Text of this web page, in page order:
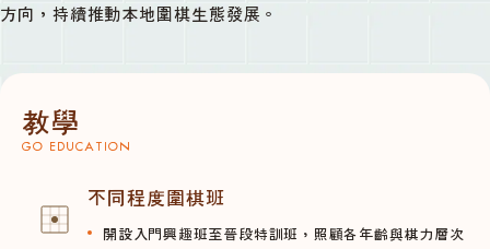
方向，持續推動本地圍棋生態發展。
教學
GO EDUCATION
不同程度圍棋班
開設入門興趣班至晉段特訓班，照顧各年齡與棋力層次